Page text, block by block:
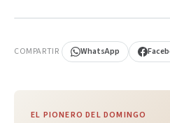
COMPARTIR WhatsApp
EL PIONERO DEL DOMINGO